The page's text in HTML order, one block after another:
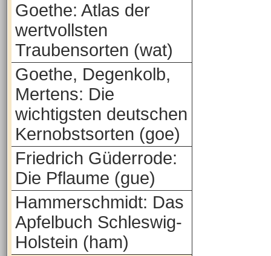
Goethe: Atlas der
wertvollsten
Traubensorten (wat)
Goethe, Degenkolb,
Mertens: Die
wichtigsten deutschen
Kernobstsorten (goe)
Friedrich Güderrode:
Die Pflaume (gue)
Hammerschmidt: Das
Apfelbuch Schleswig-
Holstein (ham)